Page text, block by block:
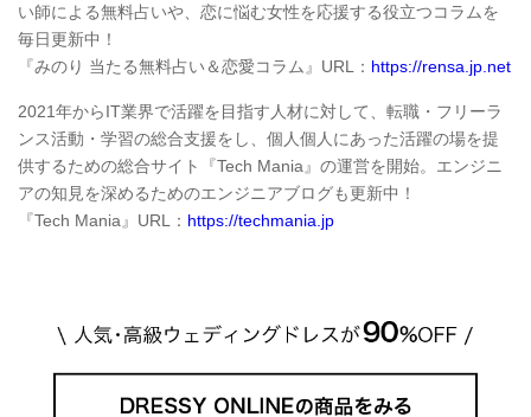
い師による無料占いや、恋に悩む女性を応援する役立つコラムを
毎日更新中！
『みのり 当たる無料占い＆恋愛コラム』URL： https://rensa.jp.net
2021年からIT業界で活躍を目指す人材に対して、転職・フリーラ
ンス活動・学習の総合支援をし、個人個人にあった活躍の場を提
供するための総合サイト『Tech Mania』の運営を開始。エンジニ
アの知見を深めるためのエンジニアブログも更新中！
『Tech Mania』URL： https://techmania.jp